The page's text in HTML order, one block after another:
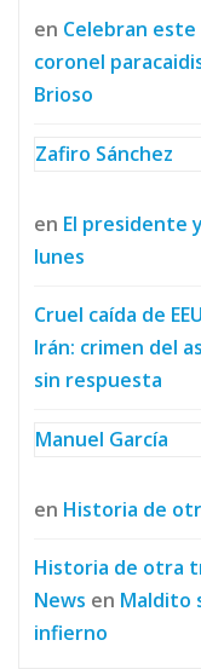
en Celebran este
coronel
Brioso
Zafiro Sánchez
en El presidente
lunes
Cruel caída de
Irán: crimen del
sin respuesta
Manuel García
en Historia de
Historia de otra
News en Maldito
infierno